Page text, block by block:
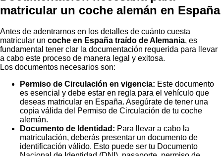
matricular un coche alemán en España
Antes de adentrarnos en los detalles de cuánto cuesta
matricular un coche en España traído de Alemania, es
fundamental tener clar la documentación requerida para llevar
a cabo este proceso de manera legal y exitosa.
Los documentos necesarios son:
Permiso de Circulación en vigencia: Este documento
es esencial y debe estar en regla para el vehículo que
deseas matricular en España. Asegúrate de tener una
copia válida del Permiso de Circulación de tu coche
alemán.
Documento de Identidad: Para llevar a cabo la
matriculación, deberás presentar un documento de
identificación válido. Esto puede ser tu Documento